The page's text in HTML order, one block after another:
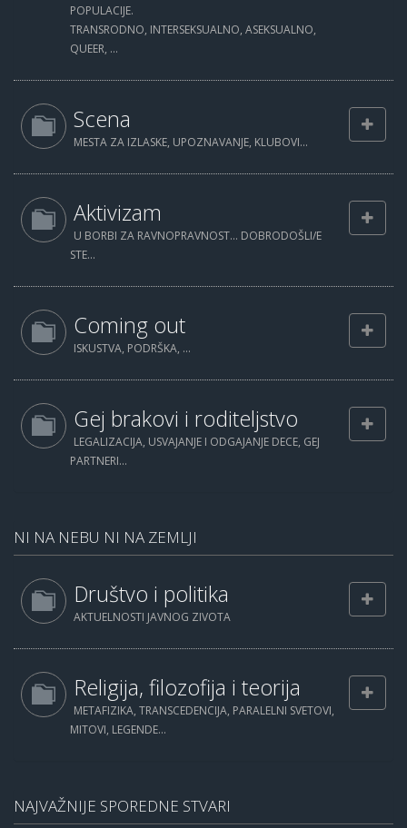
POPULACIJE.
TRANSRODNO, INTERSEKSUALNO, ASEKSUALNO,
QUEER, ...
Scena
MESTA ZA IZLASKE, UPOZNAVANJE, KLUBOVI...
Aktivizam
U BORBI ZA RAVNOPRAVNOST... DOBRODOŠLI/E
STE...
Coming out
ISKUSTVA, PODRŠKA, ...
Gej brakovi i roditeljstvo
LEGALIZACIJA, USVAJANJE I ODGAJANJE DECE, GEJ
PARTNERI...
NI NA NEBU NI NA ZEMLJI
Društvo i politika
AKTUELNOSTI JAVNOG ZIVOTA
Religija, filozofija i teorija
METAFIZIKA, TRANSCEDENCIJA, PARALELNI SVETOVI,
MITOVI, LEGENDE...
NAJVAŽNIJE SPOREDNE STVARI